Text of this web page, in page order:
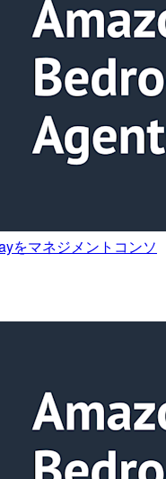
をマネジメントコンソ